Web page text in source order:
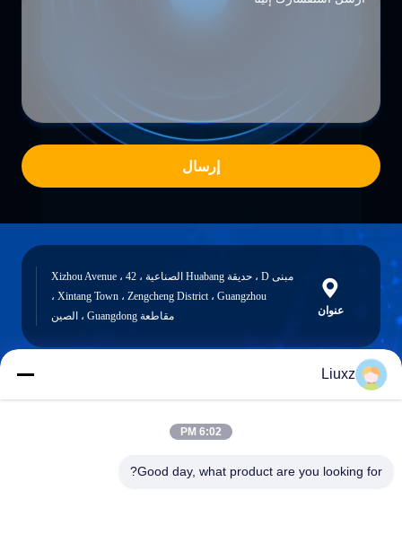
إرسال
عنوان
مبنى D ، حديقة Huabang الصناعية ، 42 Xizhou Avenue ،
Xintang Town ، Zengcheng District ، Guangzhou ،
مقاطعة Guangdong ، الصين
Liuxz
6:02 PM
Good day, what product are you looking for?